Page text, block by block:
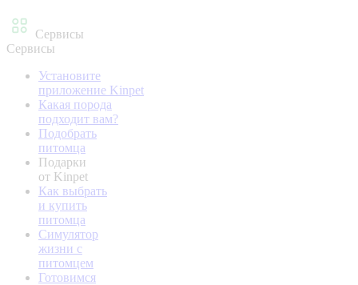
Сервисы
Сервисы
Установите
приложение Kinpet
Какая порода
подходит вам?
Подобрать
питомца
Подарки
от Kinpet
Как выбрать
и купить
питомца
Симулятор
жизни с
питомцем
Готовимся